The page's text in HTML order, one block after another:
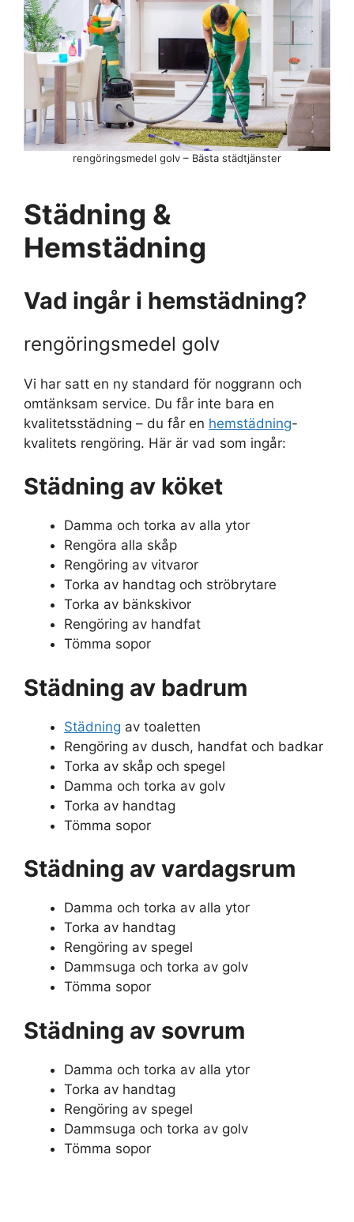
rengöringsmedel golv – Bästa städtjänster
Städning &
Hemstädning
Vad ingår i hemstädning?
rengöringsmedel golv
Vi har satt en ny standard för noggrann och
omtänksam service. Du får inte bara en
kvalitetsstädning – du får en hemstädning-
kvalitets rengöring. Här är vad som ingår:
Städning av köket
Damma och torka av alla ytor
Rengöra alla skåp
Rengöring av vitvaror
Torka av handtag och ströbrytare
Torka av bänkskivor
Rengöring av handfat
Tömma sopor
Städning av badrum
Städning av toaletten
Rengöring av dusch, handfat och badkar
Torka av skåp och spegel
Damma och torka av golv
Torka av handtag
Tömma sopor
Städning av vardagsrum
Damma och torka av alla ytor
Torka av handtag
Rengöring av spegel
Dammsuga och torka av golv
Tömma sopor
Städning av sovrum
Damma och torka av alla ytor
Torka av handtag
Rengöring av spegel
Dammsuga och torka av golv
Tömma sopor